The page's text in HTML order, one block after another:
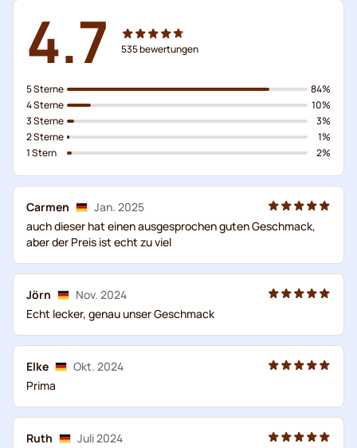
4.7 535bewertungen
5 Sterne
4 Sterne
3 Sterne
2 Sterne
1 Stern
84%
10%
3%
1%
2%
Carmen
Jan. 2025
auch dieser hat einen ausgesprochen guten Geschmack,
aber der Preis ist echt zu viel
Jörn
Nov. 2024
Echt lecker, genau unser Geschmack
Elke
Okt. 2024
Prima
Ruth
Juli 2024